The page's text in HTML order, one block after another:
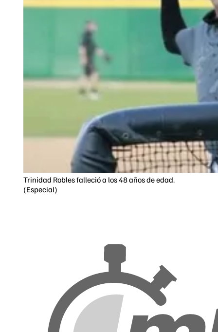
Trinidad Robles falleció a los 48 años de edad.
(Especial)